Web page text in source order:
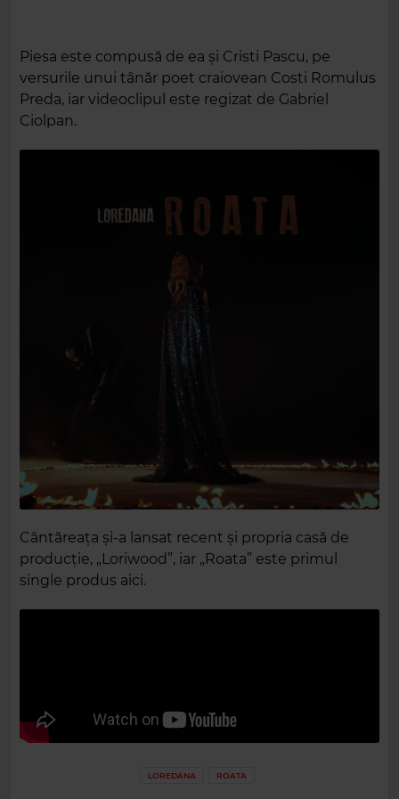
Piesa este compusă de ea și Cristi Pascu, pe
versurile unui tânăr poet craiovean Costi Romulus
Preda, iar videoclipul este regizat de Gabriel
Ciolpan.
Cântăreața și-a lansat recent și propria casă de
producție, „Loriwood”, iar „Roata” este primul
single produs aici.
LOREDANA ROATA